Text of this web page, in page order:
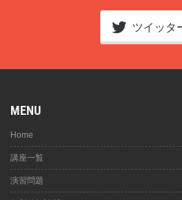
ツイッタ
MENU
Home
講座一覧
演習問題